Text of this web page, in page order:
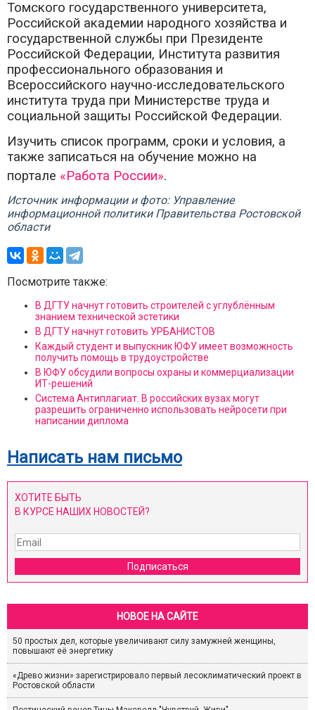
Томского государственного университета,
Российской академии народного хозяйства и
государственной службы при Президенте
Российской Федерации, Института развития
профессионального образования и
Всероссийского научно-исследовательского
института труда при Министерстве труда и
социальной защиты Российской Федерации.
Изучить список программ, сроки и условия, а
также записаться на обучение можно на
портале «Работа России».
Источник информации и фото: Управление
информационной политики Правительства Ростовской
области
Посмотрите также:
В ДГТУ начнут готовить строителей с углублённым
знанием технической эстетики
В ДГТУ начнут готовить УРБАНИСТОВ
Каждый студент и выпускник ЮФУ имеет возможность
получить помощь в трудоустройстве
В ЮФУ обсудили вопросы охраны и коммерциализации
ИТ-решений
Система Антиплагиат. В российских вузах могут
разрешить ограниченно использовать нейросети при
написании диплома
Написать нам письмо
ХОТИТЕ БЫТЬ
В КУРСЕ НАШИХ НОВОСТЕЙ?
Подписаться
НОВОЕ НА САЙТЕ
50 простых дел, которые увеличивают силу замужней женщины,
повышают её энергетику
«Древо жизни» зарегистрировало первый лесоклиматический проект в
Ростовской области